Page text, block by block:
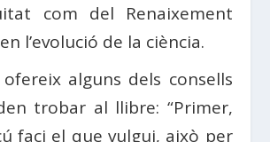
com del Renaixement
l’evolució de la ciència.
alguns dels consells
trobar al llibre: “Primer,
faci el que vulgui, això per